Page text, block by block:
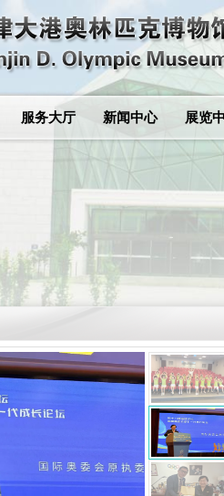
服务大厅 新闻中心 展览